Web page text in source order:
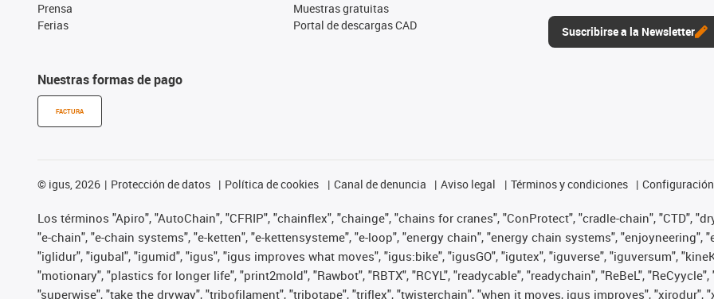
Prensa
Ferias
Nuestras formas de pago
FACTURA
Muestras gratuitas
Portal de descargas CAD
Suscribirse a la Newsletter
© igus, 2026 Protección de datos Política de cookies Canal de denuncia Aviso legal Términos y condiciones
Los términos "Apiro", "AutoChain", "CFRIP", "chainflex", "chainge", "chains for cranes", "ConProtect", "cradle-chain", "CTD",
"e-chain", "e-chain systems", "e-ketten", "e-kettensysteme", "e-loop", "energy chain", "energy chain systems", "enjoyneering",
"iglidur", "igubal", "igumid", "igus", "igus improves what moves", "igus:bike", "igusGO", "igutex", "iguverse", "iguversum",
"motionary", "plastics for longer life", "print2mold", "Rawbot", "RBTX", "RCYL", "readycable", "readychain", "ReBeL",
"superwise", "take the dryway", "tribofilament", "tribotape", "triflex", "twisterchain", "when it moves, igus improves", "xirodur",